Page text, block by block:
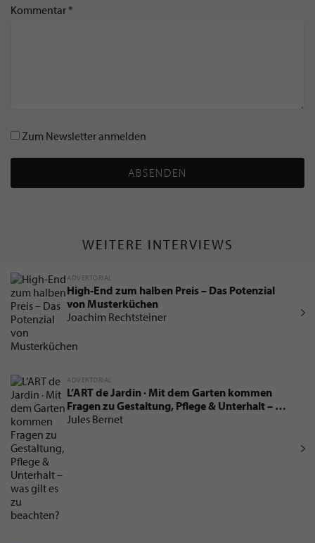
Kommentar *
Zum Newsletter anmelden
ABSENDEN
WEITERE INTERVIEWS
ADVERTORIAL
High-End zum halben Preis – Das Potenzial
von Musterküchen
Joachim Rechtsteiner
ADVERTORIAL
L’ART de Jardin · Mit dem Garten kommen
Fragen zu Gestaltung, Pflege & Unterhalt – was
gilt es zu beachten?
Jules Bernet